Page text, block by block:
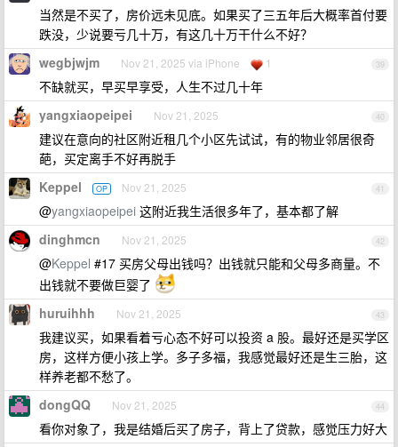
当然是不买了，房价远未见底。如果买了三五年后大概率首付要
跌没，少说要亏几十万，有这几十万干什么不好？
39
wegbjwjm Nov 21, 2025 via iPhone 1
不缺就买，早买早享受，人生不过几十年
40
yangxiaopeipei Nov 21, 2025
建议在意向的社区附近租几个小区先试试，有的物业邻居很奇
葩，买定离手不好再脱手
41
Keppel OP Nov 21, 2025
@yangxiaopeipei 这附近我生活很多年了，基本都了解
42
dinghmcn Nov 21, 2025
@Keppel #17 买房父母出钱吗？出钱就只能和父母多商量。不
出钱就不要做巨婴了
43
huruihhh Nov 21, 2025
我建议买，如果看着亏心态不好可以投资 a 股。最好还是买学区
房，这样方便小孩上学。多子多福，我感觉最好还是生三胎，这
样养老都不愁了。
44
dongQQ Nov 21, 2025
看你对象了，我是结婚后买了房子，背上了贷款，感觉压力好大